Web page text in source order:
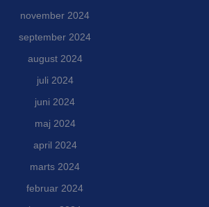
november 2024
september 2024
august 2024
juli 2024
juni 2024
maj 2024
april 2024
marts 2024
februar 2024